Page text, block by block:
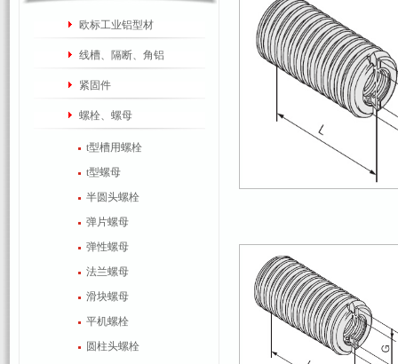
欧标工业铝型材
线槽、隔断、角铝
紧固件
螺栓、螺母
t型槽用螺栓
t型螺母
半圆头螺栓
弹片螺母
弹性螺母
法兰螺母
滑块螺母
平机螺栓
圆柱头螺栓